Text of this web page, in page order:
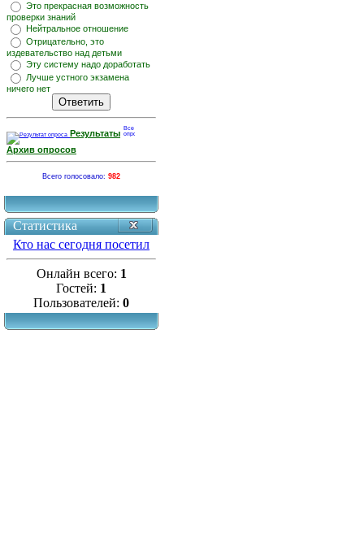
Это прекрасная возможность
проверки знаний
Нейтральное отношение
Отрицательно, это
издевательство над детьми
Эту систему надо доработать
Лучше устного экзамена
ничего нет
Результаты
Архив опросов
Всего голосовало: 982
Статистика
Кто нас сегодня посетил
Онлайн всего: 1
Гостей: 1
Пользователей: 0